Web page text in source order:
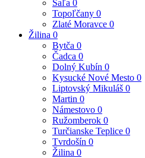
Šaľa 0
Topoľčany 0
Zlaté Moravce 0
Žilina 0
Bytča 0
Čadca 0
Dolný Kubín 0
Kysucké Nové Mesto 0
Liptovský Mikuláš 0
Martin 0
Námestovo 0
Ružomberok 0
Turčianske Teplice 0
Tvrdošín 0
Žilina 0